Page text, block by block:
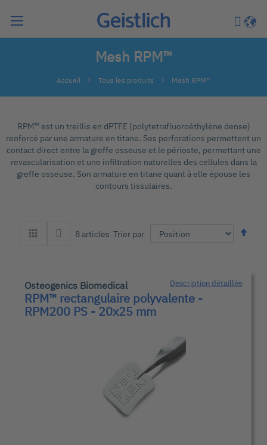
Mon
Mesh RPM™
Accueil Tous les produits Mesh RPM™
RPM™ est un treillis en dPTFE (polytetrafluoroéthylène dense)
renforcé par une armature en titane. Ses perforations permettent un
contact direct entre la greffe osseuse et le périoste, permettant une
revascularisation et une infiltration naturelles des cellules dans la
greffe osseuse. Son armature en titane quant à elle épouse les
contours tissulaires.
8 articles Trier par
Osteogenics Biomedical
RPM™ rectangulaire polyvalente -
RPM200 PS - 20x25 mm
Description détaillée